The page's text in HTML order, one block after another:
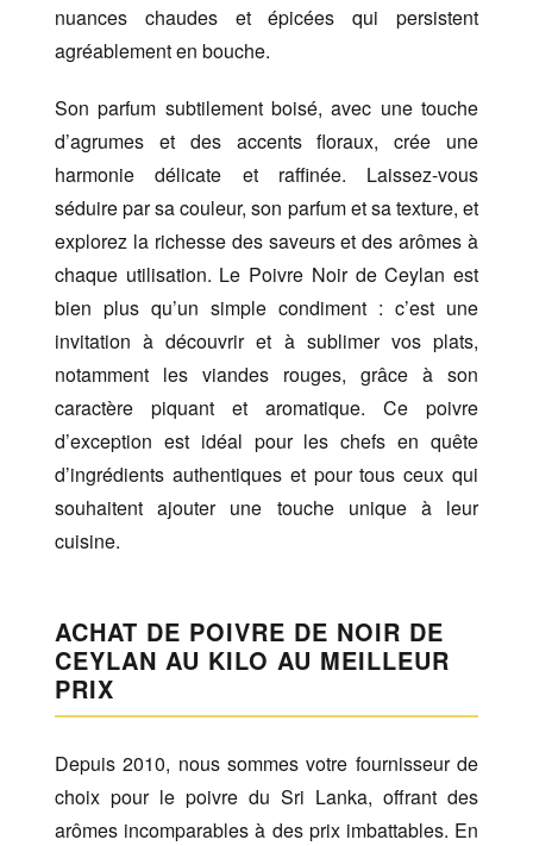
nuances chaudes et épicées qui persistent
agréablement en bouche.
Son parfum subtilement boisé, avec une touche
d’agrumes et des accents floraux, crée une
harmonie délicate et raffinée. Laissez-vous
séduire par sa couleur, son parfum et sa texture, et
explorez la richesse des saveurs et des arômes à
chaque utilisation. Le Poivre Noir de Ceylan est
bien plus qu’un simple condiment : c’est une
invitation à découvrir et à sublimer vos plats,
notamment les viandes rouges, grâce à son
caractère piquant et aromatique. Ce poivre
d’exception est idéal pour les chefs en quête
d’ingrédients authentiques et pour tous ceux qui
souhaitent ajouter une touche unique à leur
cuisine.
ACHAT DE POIVRE DE NOIR DE
CEYLAN AU KILO AU MEILLEUR
PRIX
Depuis 2010, nous sommes votre fournisseur de
choix pour le poivre du Sri Lanka, offrant des
arômes incomparables à des prix imbattables. En